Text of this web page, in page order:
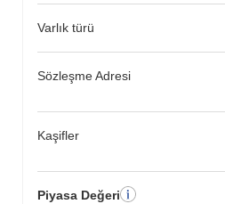
Varlık türü
Sözleşme Adresi
Kaşifler
Piyasa Değeri